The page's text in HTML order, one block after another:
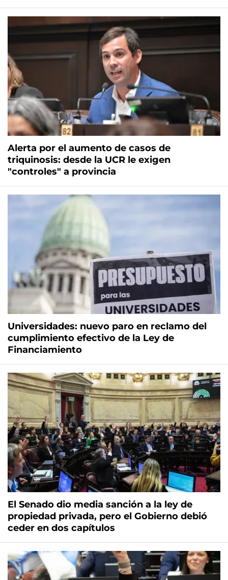
Alerta por el aumento de casos de
triquinosis: desde la UCR le exigen
"controles" a provincia
Universidades: nuevo paro en reclamo del
cumplimiento efectivo de la Ley de
Financiamiento
El Senado dio media sanción a la ley de
propiedad privada, pero el Gobierno debió
ceder en dos capítulos